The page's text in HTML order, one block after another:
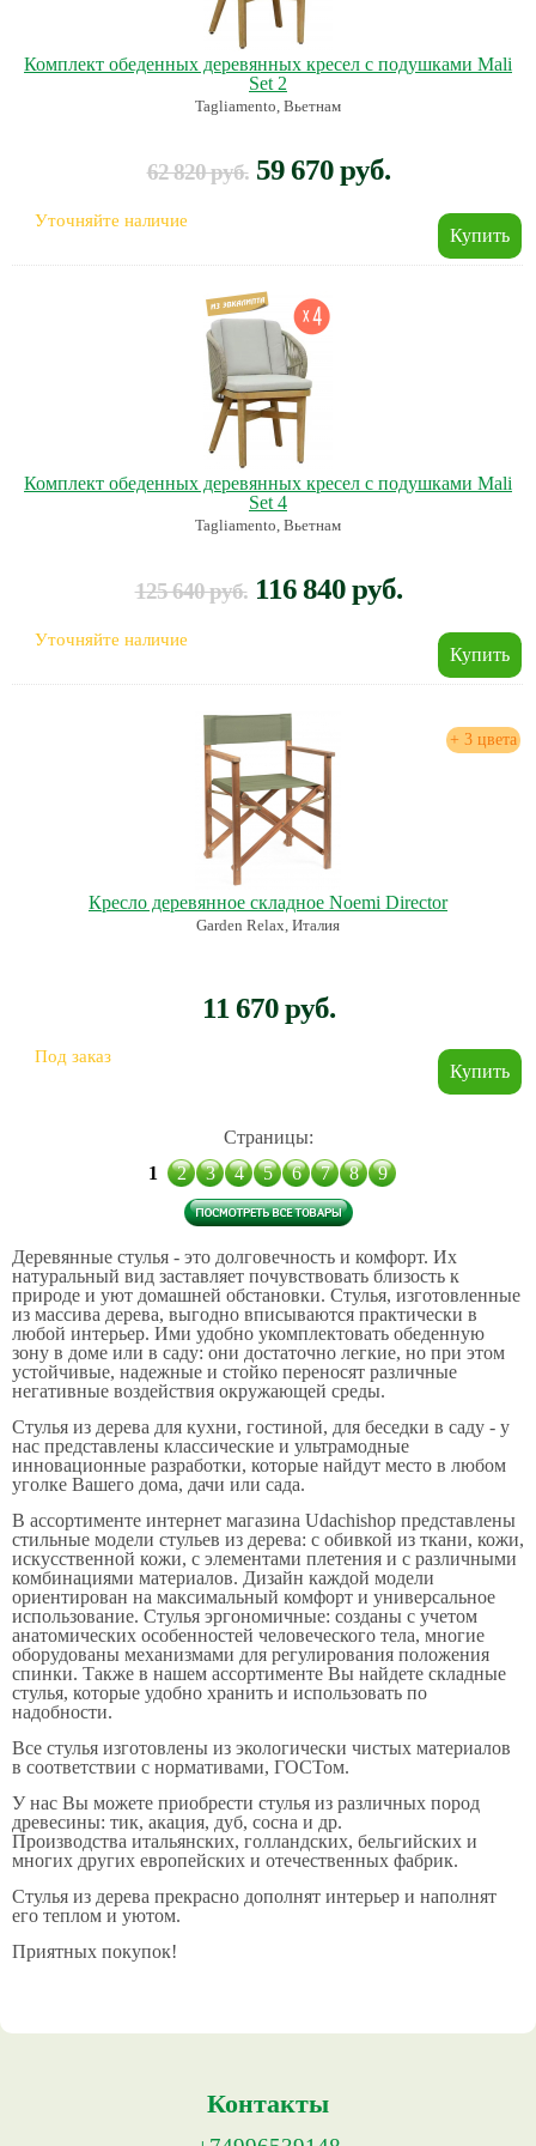
Комплект обеденных деревянных кресел с подушками Mali
Set 2
Tagliamento, Вьетнам
62 820 руб. 59 670 руб.
Уточняйте наличие
Комплект обеденных деревянных кресел с подушками Mali
Set 4
Tagliamento, Вьетнам
125 640 руб. 116 840 руб.
Уточняйте наличие
+ 3 цвета
Кресло деревянное складное Noemi Director
Garden Relax, Италия
11 670 руб.
Под заказ
Страницы:
1
2 3 4 5 6 7 8 9
Деревянные стулья - это долговечность и комфорт. Их
натуральный вид заставляет почувствовать близость к
природе и уют домашней обстановки. Стулья, изготовленные
из массива дерева, выгодно вписываются практически в
любой интерьер. Ими удобно укомплектовать обеденную
зону в доме или в саду: они достаточно легкие, но при этом
устойчивые, надежные и стойко переносят различные
негативные воздействия окружающей среды.
Стулья из дерева для кухни, гостиной, для беседки в саду - у
нас представлены классические и ультрамодные
инновационные разработки, которые найдут место в любом
уголке Вашего дома, дачи или сада.
В ассортименте интернет магазина Udachishop представлены
стильные модели стульев из дерева: с обивкой из ткани, кожи,
искусственной кожи, с элементами плетения и с различными
комбинациями материалов. Дизайн каждой модели
ориентирован на максимальный комфорт и универсальное
использование. Стулья эргономичные: созданы с учетом
анатомических особенностей человеческого тела, многие
оборудованы механизмами для регулирования положения
спинки. Также в нашем ассортименте Вы найдете складные
стулья, которые удобно хранить и использовать по
надобности.
Все стулья изготовлены из экологически чистых материалов
в соответствии с нормативами, ГОСТом.
У нас Вы можете приобрести стулья из различных пород
древесины: тик, акация, дуб, сосна и др.
Производства итальянских, голландских, бельгийских и
многих других европейских и отечественных фабрик.
Стулья из дерева прекрасно дополнят интерьер и наполнят
его теплом и уютом.
Приятных покупок!
Контакты